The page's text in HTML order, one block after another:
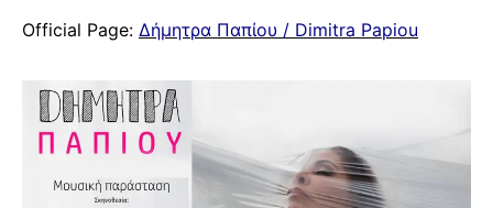
Official Page: Δήμητρα Παπίου / Dimitra Papiou